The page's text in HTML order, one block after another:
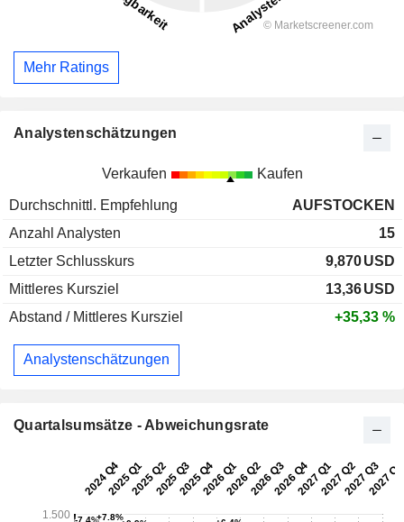
Mehr Ratings
Analystenschätzungen
Verkaufen Kaufen
Durchschnittl. Empfehlung
AUFSTOCKEN
Anzahl Analysten
15
Letzter Schlusskurs
9,870USD
Mittleres Kursziel
13,36USD
Abstand / Mittleres Kursziel
+35,33 %
Analystenschätzungen
Quartalsumsätze - Abweichungsrate